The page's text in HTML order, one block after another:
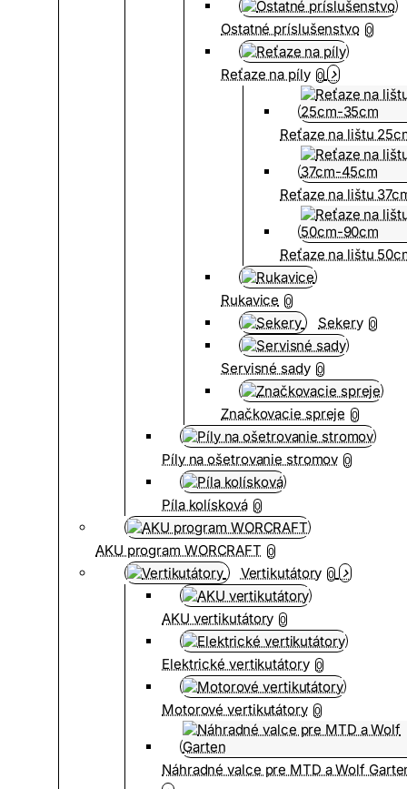
Ostatné príslušenstvo 0
Reťaze na píly 0
Reťaze na lištu
Reťaze na lištu
Reťaze na lištu
Rukavice 0
Sekery 0
Servisné sady 0
Značkovacie spreje 0
Píly na ošetrovanie stromov 0
Píla kolísková 0
AKU program WORCRAFT 0
Vertikutátory 0
AKU vertikutátory 0
Elektrické vertikutátory 0
Motorové vertikutátory 0
Náhradné valce pre MTD a Wolf